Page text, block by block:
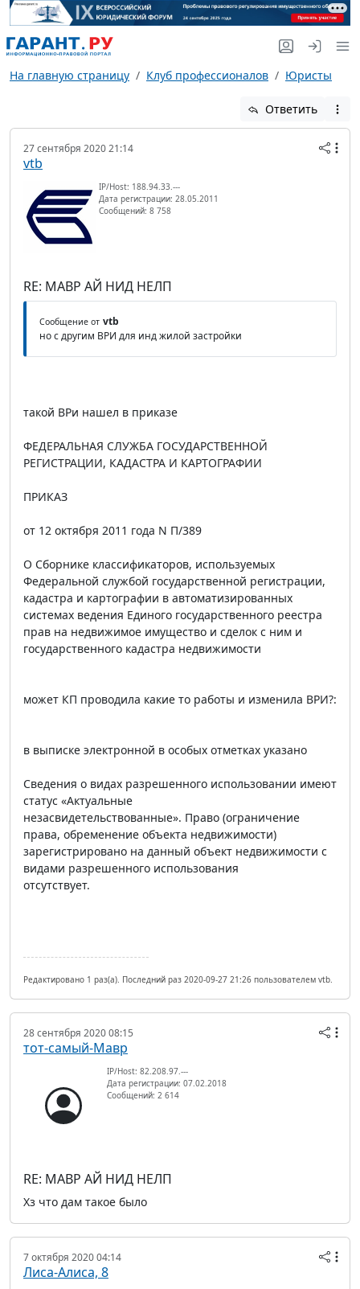
На главную страницу Клуб профессионалов Юристы
Ответить
27 сентября 2020 21:14
vtb
IP/Host: 188.94.33.---
Дата регистрации: 28.05.2011
Сообщений: 8 758
RE: МАВР АЙ НИД НЕЛП
Сообщение от vtb
но с другим ВРИ для инд жилой застройки
такой ВРи нашел в приказе
ФЕДЕРАЛЬНАЯ СЛУЖБА ГОСУДАРСТВЕННОЙ
РЕГИСТРАЦИИ, КАДАСТРА И КАРТОГРАФИИ
ПРИКАЗ
от 12 октября 2011 года N П/389
О Сборнике классификаторов, используемых
Федеральной службой государственной регистрации,
кадастра и картографии в автоматизированных
системах ведения Единого государственного реестра
прав на недвижимое имущество и сделок с ним и
государственного кадастра недвижимости
может КП проводила какие то работы и изменила ВРИ?:
в выписке электронной в особых отметках указано
Сведения о видах разрешенного использовании имеют
статус «Актуальные
незасвидетельствованные». Право (ограничение
права, обременение объекта недвижимости)
зарегистрировано на данный объект недвижимости с
видами разрешенного использования
отсутствует.
Редактировано 1 раз(а). Последний раз 2020-09-27 21:26 пользователем vtb.
28 сентября 2020 08:15
тот-самый-Мавр
IP/Host: 82.208.97.---
Дата регистрации: 07.02.2018
Сообщений: 2 614
RE: МАВР АЙ НИД НЕЛП
Хз что дам такое было
7 октября 2020 04:14
Лиса-Алиса, 8